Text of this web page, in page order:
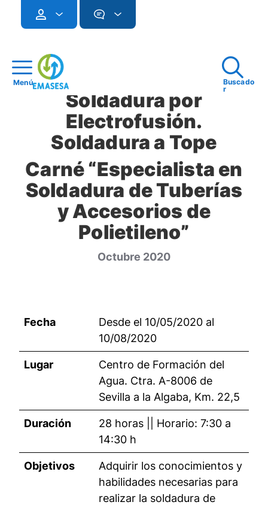
Menú
Buscado
r
Soldadura por
Electrofusión.
Soldadura a Tope
Carné “Especialista en
Soldadura de Tuberías
y Accesorios de
Polietileno”
Octubre 2020
Fecha
Desde el 10/05/2020 al
10/08/2020
Lugar
Centro de Formación del
Agua. Ctra. A-8006 de
Sevilla a la Algaba, Km. 22,5
Duración
28 horas || Horario: 7:30 a
14:30 h
Objetivos
Adquirir los conocimientos y
habilidades necesarias para
realizar la soldadura de